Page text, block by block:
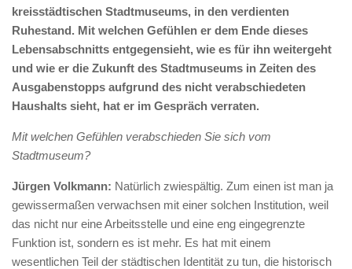
kreisstädtischen Stadtmuseums, in den verdienten
Ruhestand. Mit welchen Gefühlen er dem Ende dieses
Lebensabschnitts entgegensieht, wie es für ihn weitergeht
und wie er die Zukunft des Stadtmuseums in Zeiten des
Ausgabenstopps aufgrund des nicht verabschiedeten
Haushalts sieht, hat er im Gespräch verraten.
Mit welchen Gefühlen verabschieden Sie sich vom
Stadtmuseum?
Jürgen Volkmann: Natürlich zwiespältig. Zum einen ist man ja
gewissermaßen verwachsen mit einer solchen Institution, weil
das nicht nur eine Arbeitsstelle und eine eng eingegrenzte
Funktion ist, sondern es ist mehr. Es hat mit einem
wesentlichen Teil der städtischen Identität zu tun, die historisch